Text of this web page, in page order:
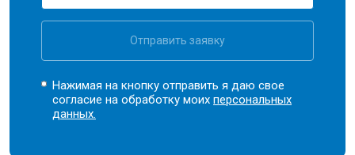
Отправить заявку
Нажимая на кнопку отправить я даю свое
согласие на обработку моихперсональных
данных.